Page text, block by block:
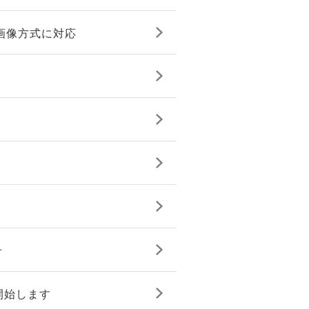
像方式に対応
します